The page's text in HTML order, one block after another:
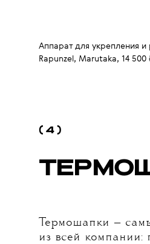
Аппарат для укрепления и
Rapunzel, Marutaka, 14 500
( 4 )
Термошапки —
из всей компании: